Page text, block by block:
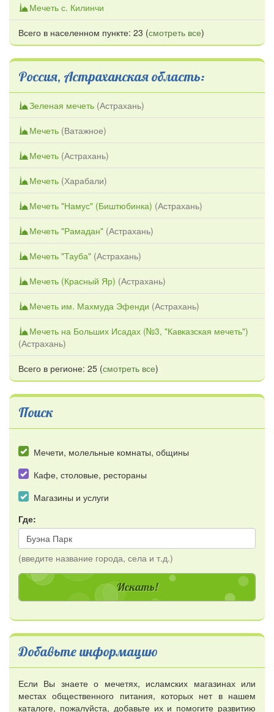
Мечеть с. Килинчи
Всего в населенном пункте: 23 (смотреть все)
Россия, Астраханская область:
Зеленая мечеть (Астрахань)
Мечеть (Ватажное)
Мечеть (Астрахань)
Мечеть (Харабали)
Мечеть "Намус" (Биштюбинка) (Астрахань)
Мечеть "Рамадан" (Астрахань)
Мечеть "Тауба" (Астрахань)
Мечеть (Красный Яр) (Астрахань)
Мечеть им. Махмуда Эфенди (Астрахань)
Мечеть на Больших Исадах (№3, "Кавказская мечеть")
(Астрахань)
Всего в регионе: 25 (смотреть все)
Поиск
Мечети, молельные комнаты, общины
Кафе, столовые, рестораны
Магазины и услуги
Где:
(введите название города, села и т.д.)
Добавьте информацию
Если Вы знаете о мечетях, исламских магазинах или
местах общественного питания, которых нет в нашем
каталоге, пожалуйста, добавьте их и помогите развитию